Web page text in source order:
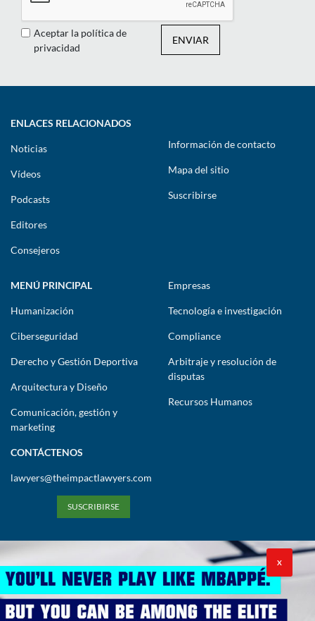
Aceptar la política de
privacidad
ENVIAR
ENLACES RELACIONADOS
Noticias
Vídeos
Podcasts
Editores
Consejeros
Información de contacto
Mapa del sitio
Suscribirse
MENÚ PRINCIPAL
Humanización
Ciberseguridad
Derecho y Gestión Deportiva
Arquitectura y Diseño
Comunicación, gestión y
marketing
Empresas
Tecnología e investigación
Compliance
Arbitraje y resolución de
disputas
Recursos Humanos
CONTÁCTENOS
lawyers@theimpactlawyers.com
SUSCRIBIRSE
X